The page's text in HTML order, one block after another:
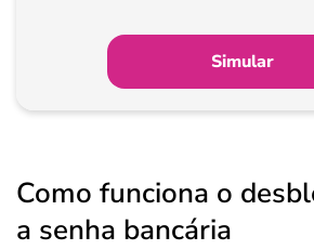
Simular
Como funciona o
a senha bancária